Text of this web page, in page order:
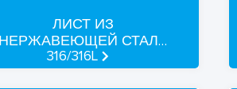
ЛИСТ ИЗ
НЕРЖАВЕЮЩЕЙ СТАЛИ
316/316L